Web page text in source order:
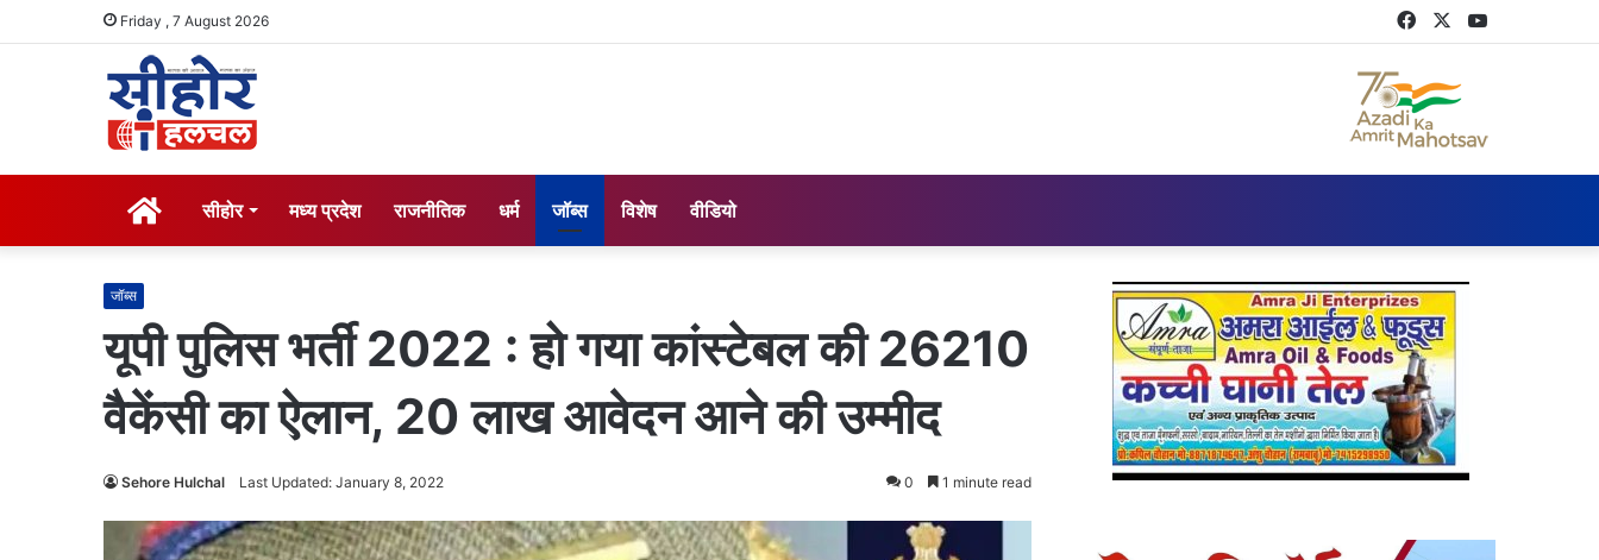
Friday , 7 August 2026 Twitter
Facebook
सीहोर मध्य प्रदेश राजनीतिक धर्म जॉब्स विशेष वीडियो
जॉब्स
यूपी पुलिस भर्ती 2022 : हो गया कांस्टेबल की 26210
वैकेंसी का ऐलान, 20 लाख आवेदन आने की उम्मीद
Sehore Hulchal Last Updated: January 8, 2022 0 1 minute read